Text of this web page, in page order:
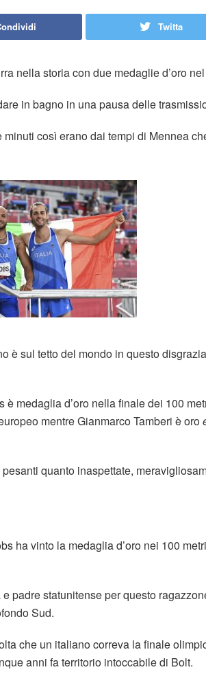
Twitta
nella storia con due medaglie d’oro
in bagno in una pausa delle
minuti così erano dai tempi di Mennea
è sul tetto del mondo in questo
è medaglia d’oro nella finale dei 100
mentre Gianmarco Tamberi è oro
quanto inaspettate,
ha vinto la medaglia d’oro nei 100
padre statunitense per questo
Sud.
che un italiano correva la finale
anni fa territorio intoccabile di Bolt.